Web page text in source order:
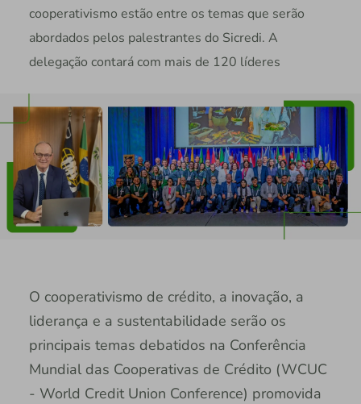
cooperativismo estão entre os temas que serão
abordados pelos palestrantes do Sicredi. A
delegação contará com mais de 120 líderes
O cooperativismo de crédito, a inovação, a
liderança e a sustentabilidade serão os
principais temas debatidos na Conferência
Mundial das Cooperativas de Crédito (WCUC
- World Credit Union Conference) promovida